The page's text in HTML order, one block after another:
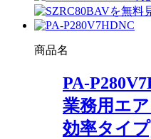
商品名
PA-
業務用エ
効率タイ